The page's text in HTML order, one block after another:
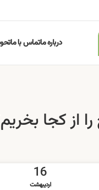
درباره ماتماس با ما
از کجا
16
اردیبهشت